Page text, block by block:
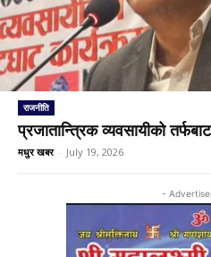
राजनीति
प्रजातान्त्रिक व्यवसायीको
मधुर खबर - July 19, 2026
-